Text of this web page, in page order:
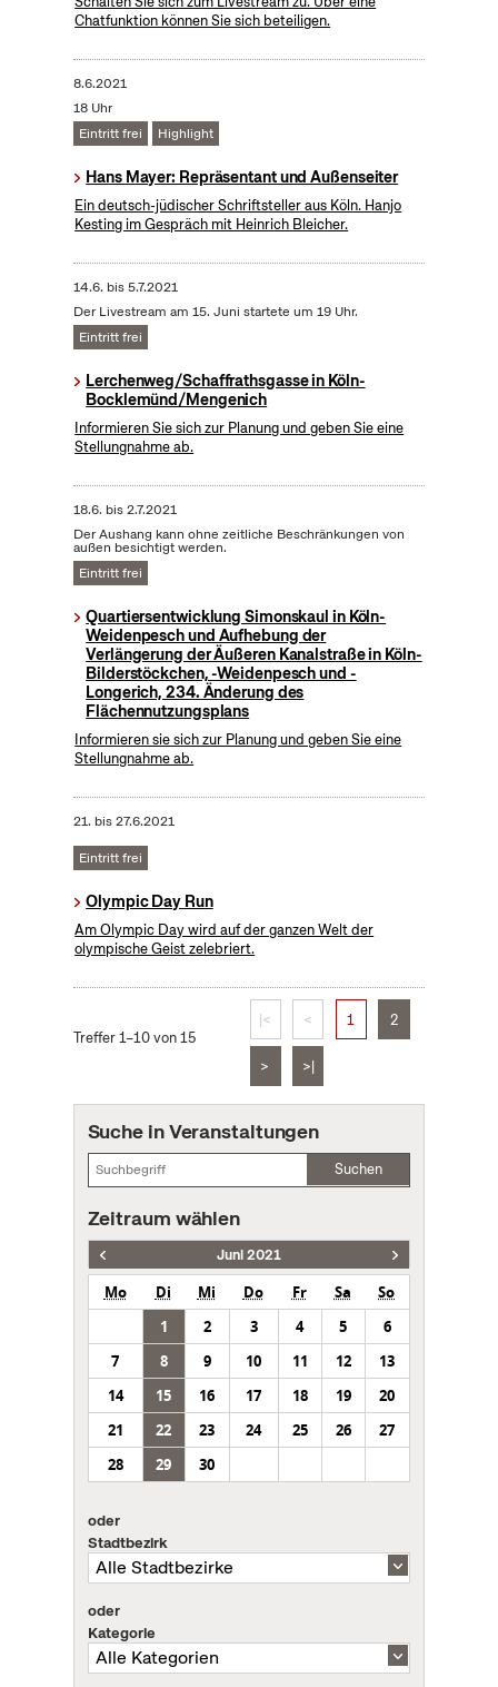
Chatfunktion können Sie sich beteiligen.
8.6.2021
18 Uhr
Eintritt frei
Highlight
Hans Mayer: Repräsentant und Außenseiter
Ein deutsch-jüdischer Schriftsteller aus Köln. Hanjo
Kesting im Gespräch mit Heinrich Bleicher.
14.6. bis5.7.2021
Der Livestream am 15. Juni startete um 19 Uhr.
Eintritt frei
Lerchenweg/Schaffrathsgasse in Köln-
Bocklemünd/Mengenich
Informieren Sie sich zur Planung und geben Sie eine
Stellungnahme ab.
18.6. bis2.7.2021
Der Aushang kann ohne zeitliche Beschränkungen von
außen besichtigt werden.
Eintritt frei
Quartiersentwicklung Simonskaul in Köln-
Weidenpesch und Aufhebung der
Verlängerung der Äußeren Kanalstraße in Köln-
Bilderstöckchen, -Weidenpesch und -
Longerich, 234. Änderung des
Flächennutzungsplans
Informieren sie sich zur Planung und geben Sie eine
Stellungnahme ab.
21. bis27.6.2021
Eintritt frei
Olympic Day Run
Am Olympic Day wird auf der ganzen Welt der
olympische Geist zelebriert.
Treffer 1–10 von 15
|< < 1 2
> >|
Suche in Veranstaltungen
Suchen
Zeitraum wählen
Juni 2021
Mo Di Mi Do Fr Sa
So
1
2 3 4 5
6
7
8 9 10 11 12
13
14
15 16 17 18 19
20
21
22 23 24 25 26
27
28
29 30
oder
Stadtbezirk
oder
Kategorie